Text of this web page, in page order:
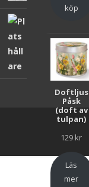
köp
Doftljus
Påsk
(doft av
tulpan)
129 kr
Läs
mer